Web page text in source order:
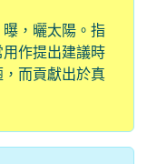
，曬太陽。指
作提出建議時
而貢獻出於真